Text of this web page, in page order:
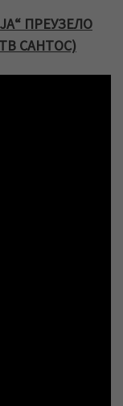
ПРЕУЗЕЛО
САНТОС)